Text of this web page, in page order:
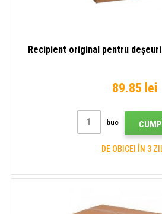
Recipient original pentru deșeuri
89.85 lei
buc
DE OBICEI ÎN 3